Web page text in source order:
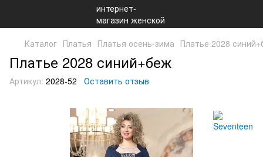
Каталог Платья Платья осень-зима Платье 2028
Платье 2028 синий+беж
Артикул: 2028-52 Оставить отзыв